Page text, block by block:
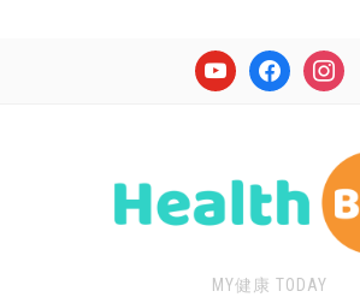
youtube facebookinstagram
MY健康 TODAY